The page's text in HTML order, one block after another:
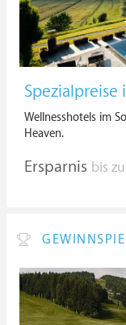
Spezialpreise
Wellnesshotels im
Heaven.
Ersparnis bis zu